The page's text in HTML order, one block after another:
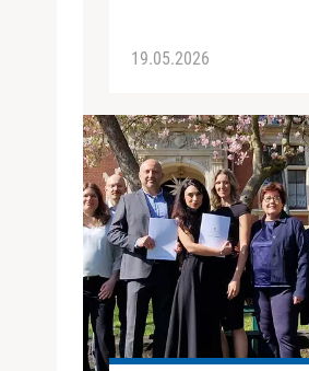
19.05.2026